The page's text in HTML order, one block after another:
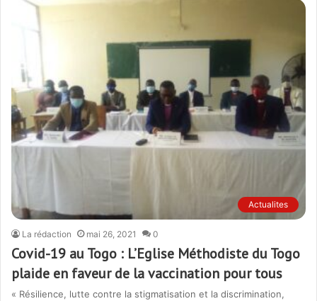
Actualites
La rédaction mai 26, 2021 0
Covid-19 au Togo : L’Eglise Méthodiste du Togo
plaide en faveur de la vaccination pour tous
« Résilience, lutte contre la stigmatisation et la discrimination,